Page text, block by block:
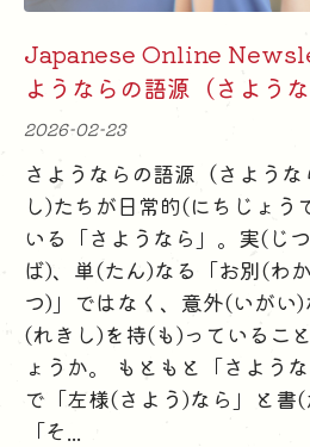
Japanese Online
ようならの語源（さような
2026-02-23
さようならの語源（さよう
し)たちが日常的(にちじょう
いる「さようなら」。実(じ
ば)、単(たん)なる「お別(わ
つ)」ではなく、意外(いがい
(れきし)を持(も)っているこ
ょうか。 もともと「さよう
で「左様(さよう)なら」と書
「そ...